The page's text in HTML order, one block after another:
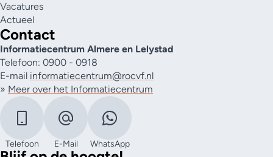
Vacatures
Actueel
Contact
Informatiecentrum Almere en Lelystad
Telefoon: 0900 - 0918
E-mail informatiecentrum@rocvf.nl
» Meer over het Informatiecentrum
Telefoon E-Mail WhatsApp